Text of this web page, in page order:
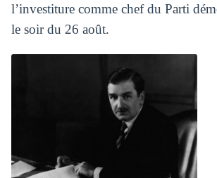
l’investiture comme chef du Parti
le soir du 26 août.